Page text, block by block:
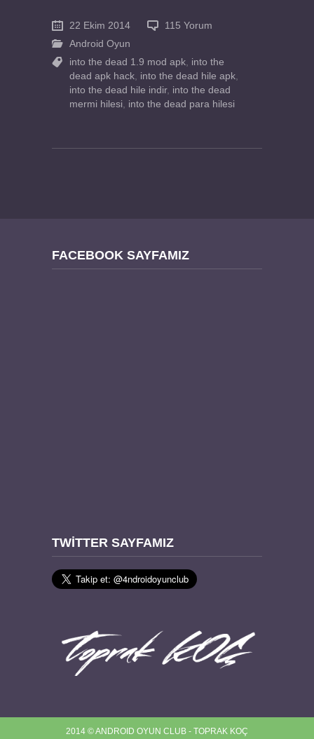
22 Ekim 2014
115 Yorum
Android Oyun
into the dead 1.9 mod apk into the
dead apk hack into the dead hile apk
into the dead hile indir, into the dead
mermi hilesi
into the dead para hilesi
FACEBOOK SAYFAMIZ
TWITTER SAYFAMIZ
2014 © ANDROID OYUN CLUB - TOPRAK KOÇ